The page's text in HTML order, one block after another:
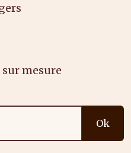
mesure
Ok